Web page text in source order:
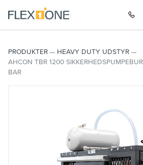
PRODUKTER
HEAVY DUTY UDSTYR
AHCON TBR 1200
BAR